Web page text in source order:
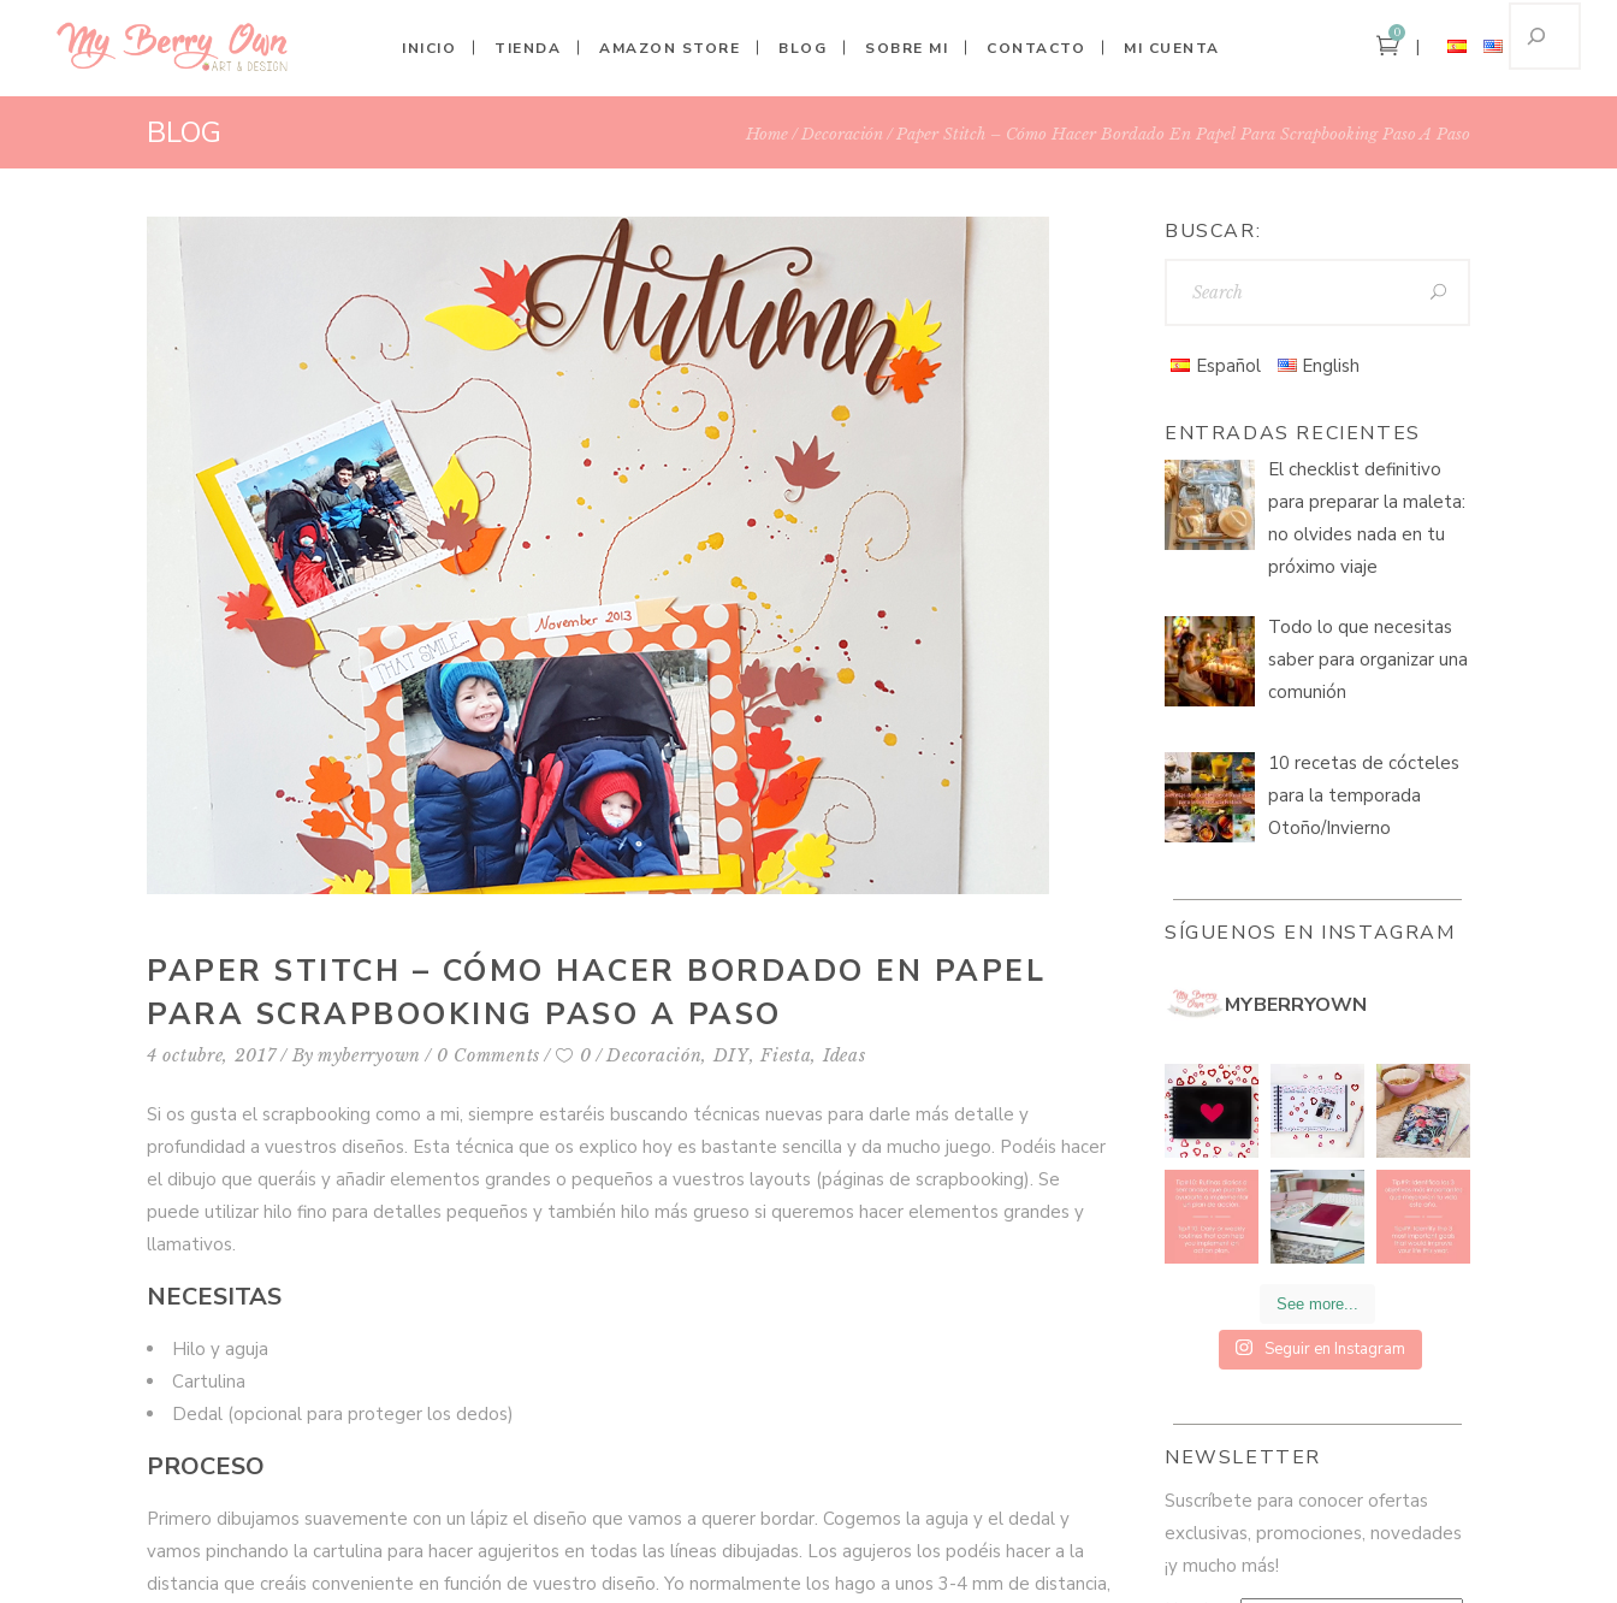
INICIO TIENDA AMAZON STORE BLOG SOBRE MI CONTACTO MI CUENTA
0
BLOG Home Decoración Paper Stitch – Cómo Hacer Bordado En Papel Para Scrapbooking Paso A Paso
PAPER STITCH – CÓMO HACER BORDADO EN PAPEL
PARA SCRAPBOOKING PASO A PASO
4 octubre, 2017 By myberryown 0 Comments 0 Decoración,DIY,Fiesta,Ideas
Si os gusta el scrapbooking como a mi, siempre estaréis buscando técnicas nuevas para darle más detalle y
profundidad a vuestros diseños. Esta técnica que os explico hoy es bastante sencilla y da mucho juego. Podéis hacer
el dibujo que queráis y añadir elementos grandes o pequeños a vuestros layouts (páginas de scrapbooking). Se
puede utilizar hilo fino para detalles pequeños y también hilo más grueso si queremos hacer elementos grandes y
llamativos.
NECESITAS
Hilo y aguja
Cartulina
Dedal (opcional para proteger los dedos)
PROCESO
Primero dibujamos suavemente con un lápiz el diseño que vamos a querer bordar. Cogemos la aguja y el dedal y
vamos pinchando la cartulina para hacer agujeritos en todas las líneas dibujadas. Los agujeros los podéis hacer a la
distancia que creáis conveniente en función de vuestro diseño. Yo normalmente los hago a unos 3-4 mm de distancia,
BUSCAR:
Español English
ENTRADAS RECIENTES
El checklist definitivo
para preparar la maleta:
no olvides nada en tu
próximo viaje
Todo lo que necesitas
saber para organizar una
comunión
10 recetas de cócteles
para la temporada
Otoño/Invierno
SÍGUENOS EN INSTAGRAM
MYBERRYOWN
See more...
Seguir en Instagram
NEWSLETTER
Suscríbete para conocer ofertas
exclusivas, promociones, novedades
¡y mucho más!